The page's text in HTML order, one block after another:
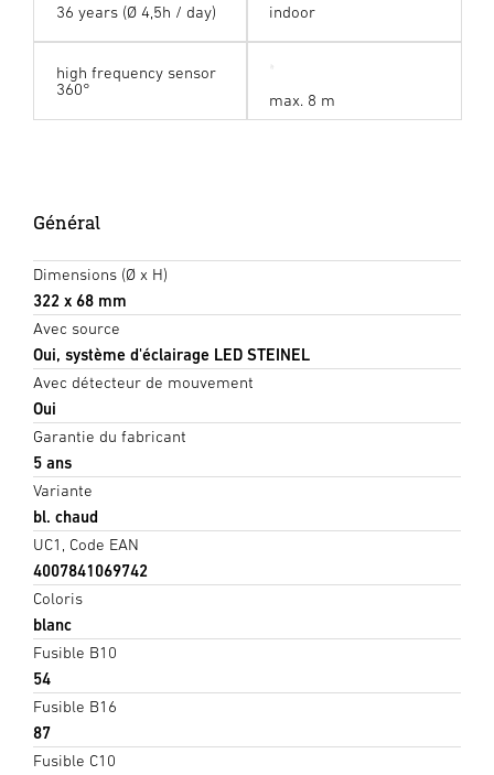
36 years (Ø 4,5h / day) indoor
high frequency sensor
360°
max. 8 m
Général
Dimensions (Ø x H)
322 x 68 mm
Avec source
Oui, système d'éclairage LED STEINEL
Avec détecteur de mouvement
Oui
Garantie du fabricant
5 ans
Variante
bl. chaud
UC1, Code EAN
4007841069742
Coloris
blanc
Fusible B10
54
Fusible B16
87
Fusible C10